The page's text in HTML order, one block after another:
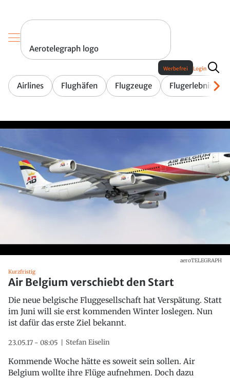
Aerotelegraph logo
Airlines Flughäfen Flugzeuge Flugerlebnis
Werbefrei Login
aeroTELEGRAPH
Kurzfristig
Air Belgium verschiebt den Start
Die neue belgische Fluggesellschaft hat Verspätung. Statt
im Juni will sie erst kommenden Winter loslegen. Nun
ist dafür das erste Ziel bekannt.
23.05.17 - 08:05 Stefan Eiselin
Kommende Woche hätte es soweit sein sollen. Air
Belgium wollte ihre Flüge aufnehmen. Doch dazu